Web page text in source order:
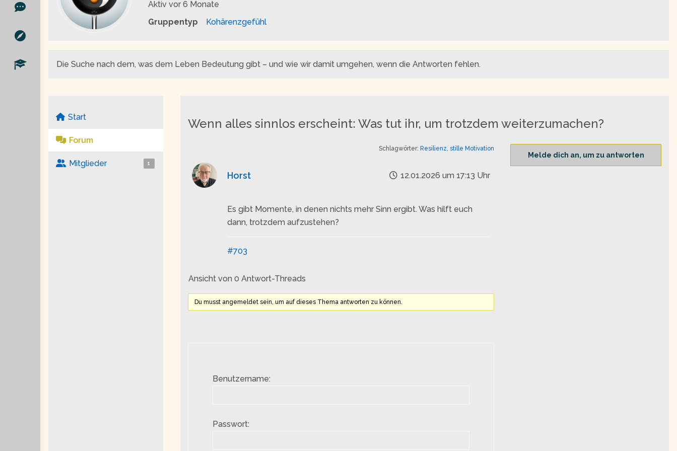
Aktiv vor 6 Monate
Gruppentyp
Kohärenzgefühl
Die Suche nach dem, was dem Leben Bedeutung gibt – und wie wir damit umgehen, wenn die Antworten fehlen.
Start
Forum
Mitglieder 1
Wenn alles sinnlos erscheint: Was tut ihr, um trotzdem weiterzumachen?
Schlagwörter: Resilienz, stille Motivation
Horst 12.01.2026 um 17:13 Uhr
Es gibt Momente, in denen nichts mehr Sinn ergibt. Was hilft euch
dann, trotzdem aufzustehen?
#703
Ansicht von 0 Antwort-Threads
Du musst angemeldet sein, um auf dieses Thema antworten zu können.
Benutzername:
Passwort:
Melde dich an, um zu antworten